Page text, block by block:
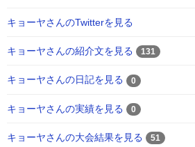
キョーヤさんのTwitterを見る
キョーヤさんの紹介文を見る 131
キョーヤさんの日記を見る 0
キョーヤさんの実績を見る 0
キョーヤさんの大会結果を見る 51